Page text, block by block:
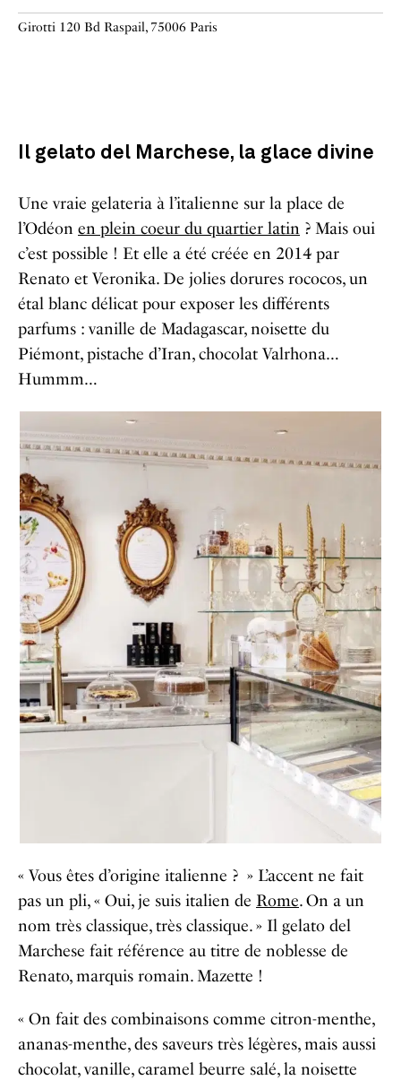
Girotti 120 Bd Raspail, 75006 Paris
Il gelato del Marchese, la glace divine
Une vraie gelateria à l’italienne sur la place de
l’Odéon en plein coeur du quartier latin ? Mais oui
c’est possible ! Et elle a été créée en 2014 par
Renato et Veronika. De jolies dorures rococos, un
étal blanc délicat pour exposer les différents
parfums : vanille de Madagascar, noisette du
Piémont, pistache d’Iran, chocolat Valrhona…
Hummm…
« Vous êtes d’origine italienne ? » L’accent ne fait
pas un pli, « Oui, je suis italien de Rome. On a un
nom très classique, très classique. » Il gelato del
Marchese fait référence au titre de noblesse de
Renato, marquis romain. Mazette !
« On fait des combinaisons comme citron-menthe,
ananas-menthe, des saveurs très légères, mais aussi
chocolat, vanille, caramel beurre salé, la noisette